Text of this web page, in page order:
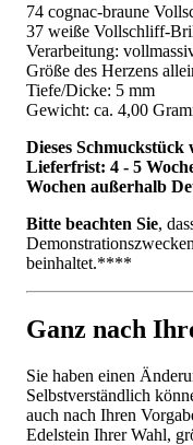
74 cognac-braune
37 weiße Vollschliff-
Verarbeitung:
Größe des Herzens
Tiefe/Dicke: 5 mm
Gewicht: ca. 4,00
Dieses
Lieferfrist: 4 - 5
Wochen außerhalb
Bitte beachten Sie,
beinhaltet.****
Ganz nach
Sie haben einen
Selbstverständlich
auch nach Ihren
Edelstein Ihrer Wahl,